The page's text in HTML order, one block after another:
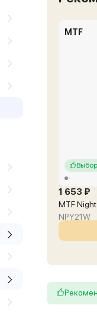
MTF
1 653 ₽
MTF
NPY21W